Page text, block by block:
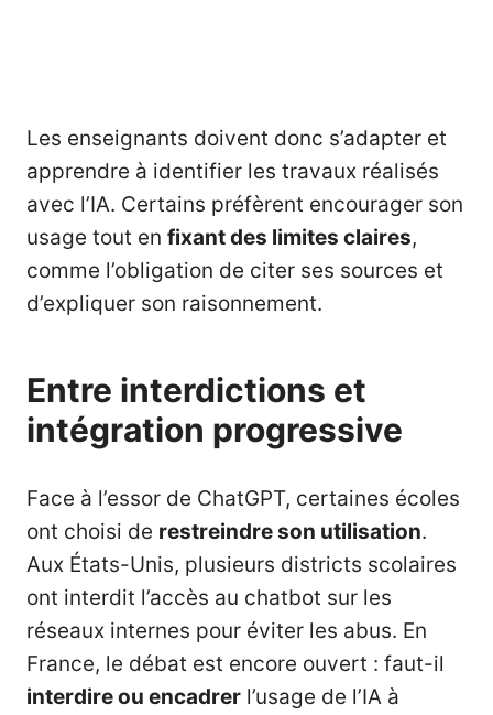
Les enseignants doivent donc s’adapter et
apprendre à identifier les travaux réalisés
avec l’IA. Certains préfèrent encourager son
usage tout en fixant des limites claires,
comme l’obligation de citer ses sources et
d’expliquer son raisonnement.
Entre interdictions et
intégration progressive
Face à l’essor de ChatGPT, certaines écoles
ont choisi de restreindre son utilisation.
Aux États-Unis, plusieurs districts scolaires
ont interdit l’accès au chatbot sur les
réseaux internes pour éviter les abus. En
France, le débat est encore ouvert : faut-il
interdire ou encadrer l’usage de l’IA à